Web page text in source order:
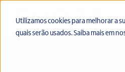
Utilizamos cookies para melhorar a
quais serão usados. Saiba mais em